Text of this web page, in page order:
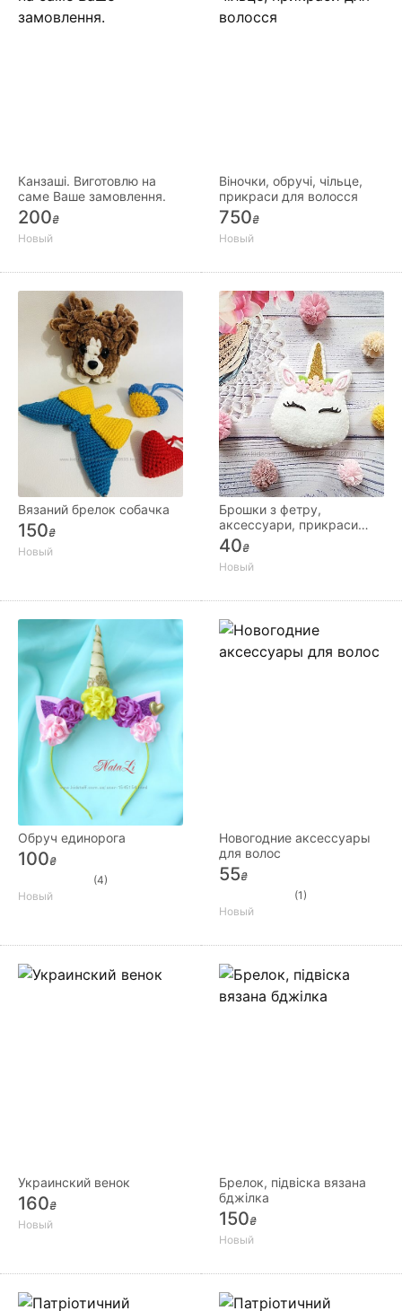
Канзаші. Виготовлю на
саме Ваше замовлення.
200₴
Новый
Віночки, обручі, чільце,
прикраси для волосся
750₴
Новый
Вязаний брелок собачка
150₴
Новый
Брошки з фетру,
аксессуари, прикраси
ручної роботи
40₴
Новый
Обруч единорога
100₴
(4)
Новый
Новогодние аксессуары
для волос
55₴
(1)
Новый
Украинский венок
160₴
Новый
Брелок, підвіска вязана
бджілка
150₴
Новый